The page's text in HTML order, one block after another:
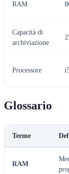
RAM
Capacità di
archiviazione
Processore
Glossario
Terme
RAM